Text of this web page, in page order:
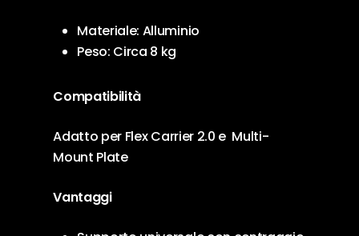
Materiale: Alluminio
Peso: Circa 8 kg
Compatibilità
Adatto per Flex Carrier 2.0 e Multi-
Mount Plate
Vantaggi